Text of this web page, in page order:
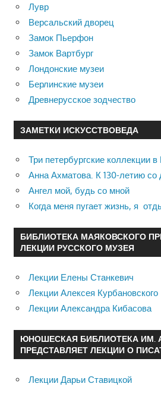
Лувр
Версальский дворец
Замок Пьерфон
Замок Вартбург
Лондонские музеи
Берлинские музеи
Древнерусское зодчество
ЗАМЕТКИ ИСКУССТВОВЕДА
Три петербургские коллекции
Анна Ахматова. К 130-летию со
Ангел мой, будь со мной
Когда меня пугает жизнь, я
БИБЛИОТЕКА МАЯКОВСКОГО
ЛЕКЦИИ РУССКОГО МУЗЕЯ
Лекции Елены Станкевич
Лекции Алексея Курбановского
Лекции Александра Кибасова
ЮНОШЕСКАЯ БИБЛИОТЕКА ИМ.
ПРЕДСТАВЛЯЕТ ЛЕКЦИИ О
Лекции Дарьи Ставицкой